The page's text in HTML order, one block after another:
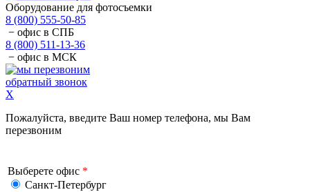
Оборудование для фотосъемки
8 (800) 555-50-85
− офис в СПБ
8 (800) 511-13-36
− офис в МСК
обратный звонок
X
Пожалуйста, введите Ваш номер телефона, мы Вам
перезвоним
Выберете офис *
Санкт-Петербург